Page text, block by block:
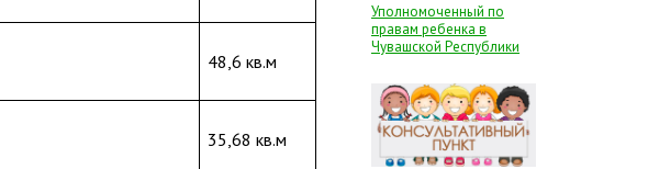
48,6 кв.м
35,68 кв.м
Уполномоченный по
правам ребенка в
Чувашской Республики